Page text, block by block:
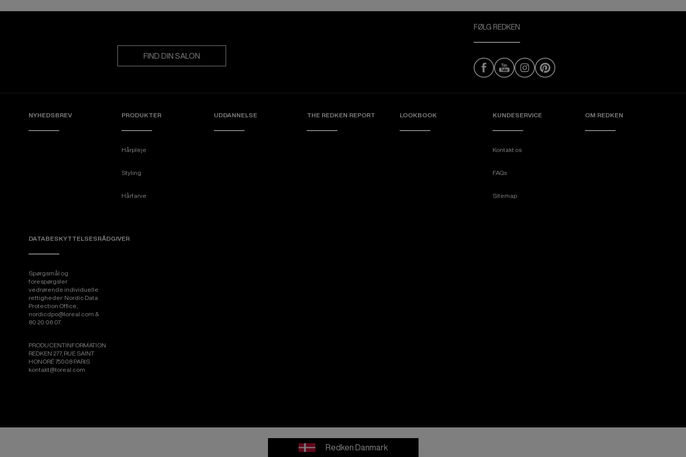
FIND DIN SALON
FØLG REDKEN
NYHEDSBREV PRODUKTER
Hårpleje
Styling
Hårfarve
UDDANNELSE THE REDKEN REPORT LOOKBOOK KUNDESERVICE
Kontakt os
FAQs
Sitemap
OM REDKEN
DATABESKYTTELSESRÅDGIVER
Spørgsmål og
forespørgsler
vedrørende individuelle
rettigheder: Nordic Data
Protection Office,
nordicdpo@loreal.com &
80 20 06 07.
PRODUCENTINFORMATION
REDKEN 277, RUE SAINT
HONORÉ 75008 PARIS
kontakt@loreal.com
Redken Danmark